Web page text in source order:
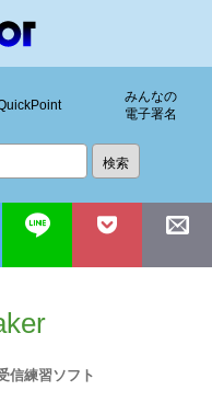
みんなの
電子署名
信練習ソフト